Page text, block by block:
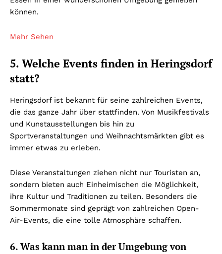
können.
Mehr Sehen
5. Welche Events finden in Heringsdorf
statt?
Heringsdorf ist bekannt für seine zahlreichen Events,
die das ganze Jahr über stattfinden. Von Musikfestivals
und Kunstausstellungen bis hin zu
Sportveranstaltungen und Weihnachtsmärkten gibt es
immer etwas zu erleben.
Diese Veranstaltungen ziehen nicht nur Touristen an,
sondern bieten auch Einheimischen die Möglichkeit,
ihre Kultur und Traditionen zu teilen. Besonders die
Sommermonate sind geprägt von zahlreichen Open-
Air-Events, die eine tolle Atmosphäre schaffen.
6. Was kann man in der Umgebung von